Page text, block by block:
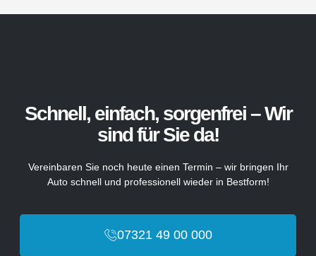
Schnell, einfach, sorgenfrei – Wir
sind für Sie da!
Vereinbaren Sie noch heute einen Termin – wir bringen Ihr
Auto schnell und professionell wieder in Bestform!
07321 49 00 000